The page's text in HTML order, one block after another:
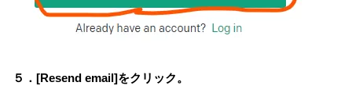
５．[Resend email]をクリック。